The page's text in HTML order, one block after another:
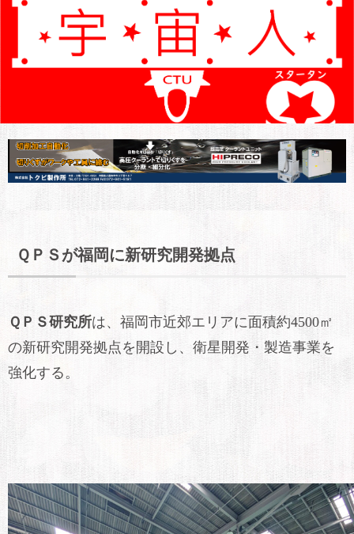
ＱＰＳが福岡に新研究開発拠点
ＱＰＳ研究所は、福岡市近郊エリアに面積約4500㎡
の新研究開発拠点を開設し、衛星開発・製造事業を
強化する。